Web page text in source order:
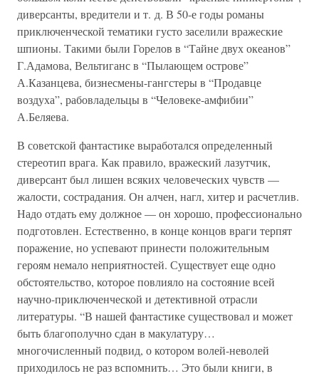
диверсанты, вредители и т. д. В 50-е годы романы
приключенческой тематики густо заселили вражеские
шпионы. Такими были Горелов в “Тайне двух океанов”
Г.Адамова, Вельтиганс в “Пылающем острове”
А.Казанцева, бизнесмены-гангстеры в “Продавце
воздуха”, рабовладельцы в “Человеке-амфибии”
А.Беляева.
В советской фантастике выработался определенный
стереотип врага. Как правило, вражеский лазутчик,
диверсант был лишен всяких человеческих чувств —
жалости, сострадания. Он алчен, нагл, хитер и расчетлив.
Надо отдать ему должное — он хорошо, профессионально
подготовлен. Естественно, в конце концов враги терпят
поражение, но успевают принести положительным
героям немало неприятностей. Существует еще одно
обстоятельство, которое повлияло на состояние всей
научно-приключенческой и детективной отрасли
литературы. “В нашей фантастике существовал и может
быть благополучно сдан в макулатуру…
многочисленный подвид, о котором волей-неволей
приходилось не раз вспомнить… Это были книги, в